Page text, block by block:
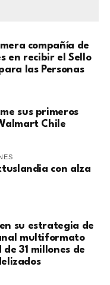
compañía de
en recibir el Sello
las Personas
sus primeros
Chile
con alza
su estrategia de
multiformato
31 millones de